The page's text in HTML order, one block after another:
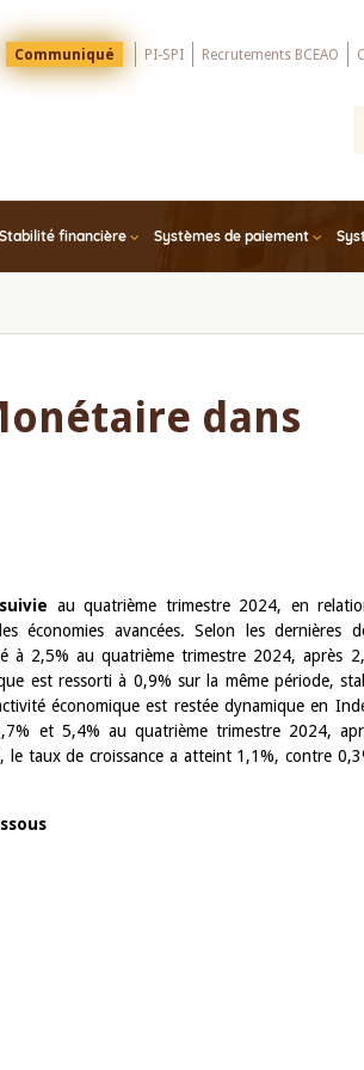
Menu
Top
Communiqué PI-SPI Recrutements BCEAO
Stabilité financière Systèmes de paiement
dans
au quatrième trimestre 2024, en
économies avancées. Selon les dernières
à 2,5% au quatrième trimestre 2024, après
est ressorti à 0,9% sur la même période,
économique est restée dynamique en
et 5,4% au quatrième trimestre 2024,
taux de croissance a atteint 1,1%, contre